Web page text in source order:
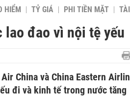
HIỂM TỶ GIÁ PHI TIỀN MẶT
lao đao vì nội tệ yếu
China và China Eastern
đi và kinh tế trong nước tăng